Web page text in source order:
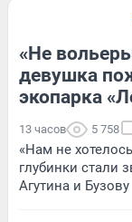
«Не
девушка
экопарка
13 часов 5 758
«Нам не
глубинки стали
Агутина и Бузову